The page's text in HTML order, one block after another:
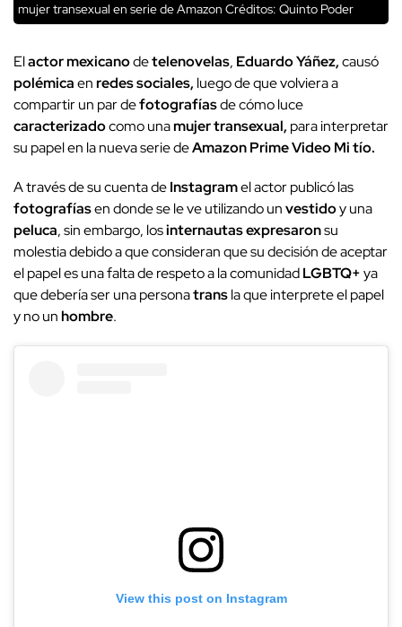
mujer transexual en serie de Amazon Créditos: Quinto Poder
Elactor mexicanodetelenovelas, Eduardo Yáñez,causó
polémicaenredes sociales, luego de que volviera a
compartir un par defotografíasde cómo luce
caracterizadocomo unamujer transexual, para interpretar
su papel en la nueva serie deAmazon Prime Video Mi tío.
A través de su cuenta deInstagramel actor publicó las
fotografíasen donde se le ve utilizando unvestidoy una
peluca, sin embargo, losinternautas expresaronsu
molestia debido a que consideran que su decisión de aceptar
el papel es una falta de respeto a la comunidadLGBTQ+ya
que debería ser una personatransla que interprete el papel
y no unhombre.
View this post on Instagram